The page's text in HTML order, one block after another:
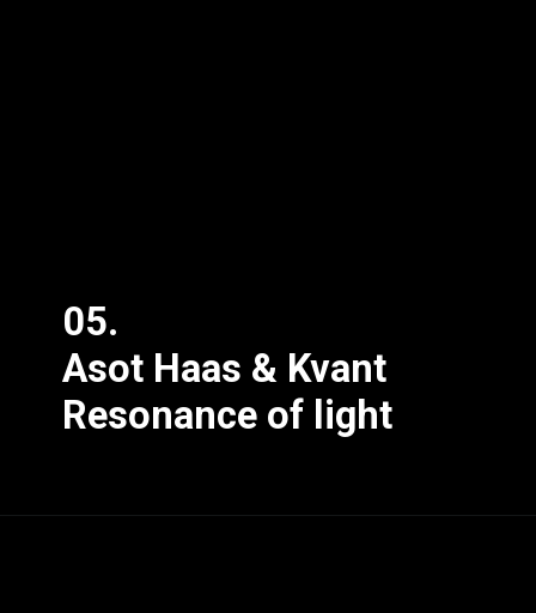
05.
Asot Haas & Kvant
Resonance of light